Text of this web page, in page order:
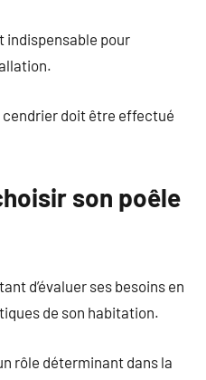
indispensable pour
doit être effectué
son poêle
d’évaluer ses besoins en
de son habitation.
rôle déterminant dans la